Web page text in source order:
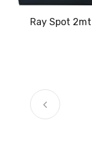
Ray Spot